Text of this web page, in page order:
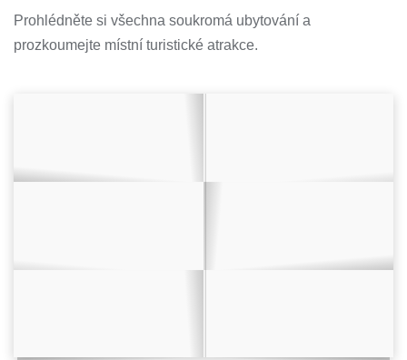
Prohlédněte si všechna soukromá ubytování a
prozkoumejte místní turistické atrakce.